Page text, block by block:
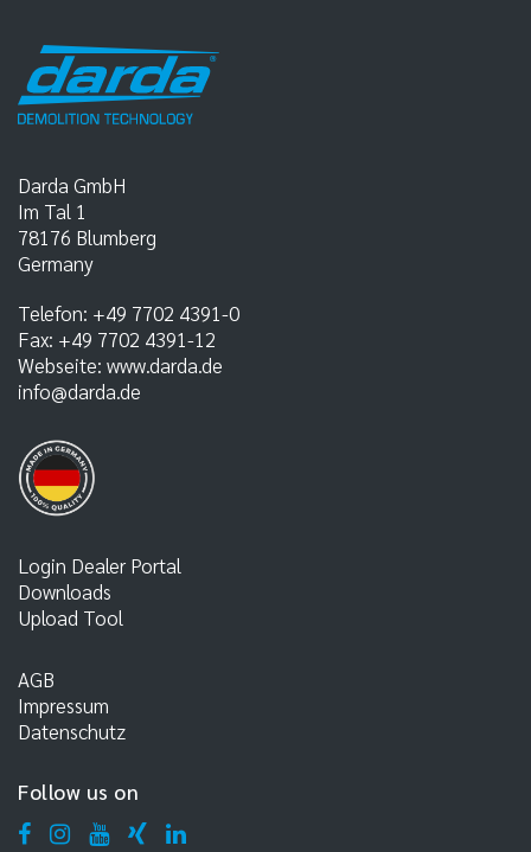
Darda GmbH
Im Tal 1
78176 Blumberg
Germany
Telefon: +49 7702 4391-0
Fax: +49 7702 4391-12
Webseite: www.darda.de
info@darda.de
Login Dealer Portal
Downloads
Upload Tool
AGB
Impressum
Datenschutz
Follow us on